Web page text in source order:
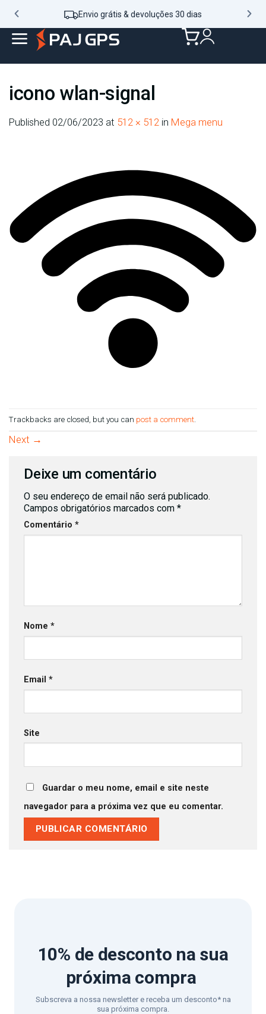
Envio grátis & devoluções 30 dias
icono wlan-signal
Published 02/06/2023 at 512 × 512 in Mega menu
Trackbacks are closed, but you can post a comment.
Next →
Deixe um comentário
O seu endereço de email não será publicado.
Campos obrigatórios marcados com *
Comentário *
Nome *
Email *
Site
Guardar o meu nome, email e site neste
navegador para a próxima vez que eu comentar.
10% de desconto na sua
próxima compra
Subscreva a nossa newsletter e receba um desconto* na
sua próxima compra.